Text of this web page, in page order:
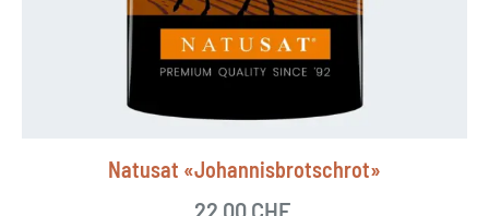
Natusat «Johannisbrotschrot»
22.00 CHF